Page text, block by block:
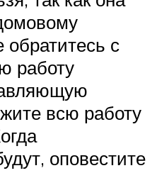
с
работу
всю работу
оповестите